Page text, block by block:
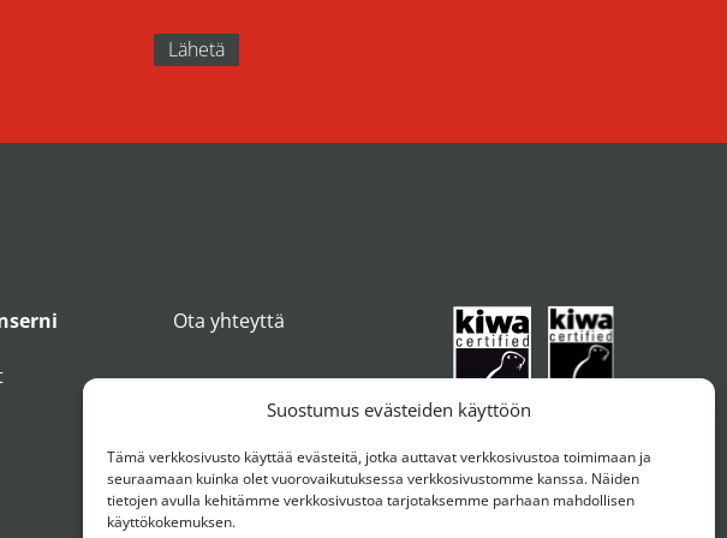
Suostumus evästeiden käyttöön
Tämä verkkosivusto käyttää evästeitä, jotka auttavat verkkosivustoa toimimaan ja
seuraamaan kuinka olet vuorovaikutuksessa verkkosivustomme kanssa. Näiden
tietojen avulla kehitämme verkkosivustoa tarjotaksemme parhaan mahdollisen
käyttökokemuksen.
Ota yhteyttä